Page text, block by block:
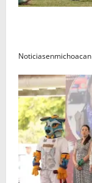
Noticiasenmichoacan